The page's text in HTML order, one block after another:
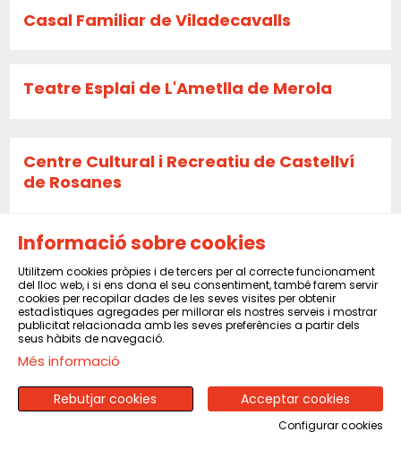
Casal Familiar de Viladecavalls
Teatre Esplai de L'Ametlla de Merola
Centre Cultural i Recreatiu de Castellví
de Rosanes
La Caldera
Sala El Sindicat de Balsareny
CENTRE CULTURAL I RECREATIU DE PINEDA
DE MAR
Informació sobre cookies
Utilitzem cookies pròpies i de tercers per al correcte funcionament
del lloc web, i si ens dona el seu consentiment, també farem servir
cookies per recopilar dades de les seves visites per obtenir
estadístiques agregades per millorar els nostres serveis i mostrar
publicitat relacionada amb les seves preferències a partir dels
seus hàbits de navegació.
Més informació
Acceptar cookies
Rebutjar cookies
Configurar cookies